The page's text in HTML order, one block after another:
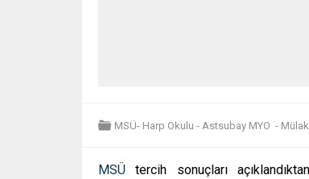
MSÜ- Harp Okulu - Astsubay MYO -
MSÜ tercih sonuçları